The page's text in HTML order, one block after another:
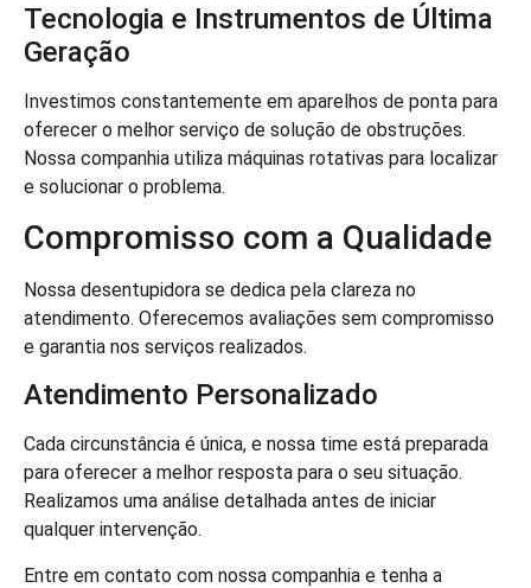
Tecnologia e Instrumentos de Última
Geração
Investimos constantemente em aparelhos de ponta para
oferecer o melhor serviço de solução de obstruções.
Nossa companhia utiliza máquinas rotativas para localizar
e solucionar o problema.
Compromisso com a Qualidade
Nossa desentupidora se dedica pela clareza no
atendimento. Oferecemos avaliações sem compromisso
e garantia nos serviços realizados.
Atendimento Personalizado
Cada circunstância é única, e nossa time está preparada
para oferecer a melhor resposta para o seu situação.
Realizamos uma análise detalhada antes de iniciar
qualquer intervenção.
Entre em contato com nossa companhia e tenha a